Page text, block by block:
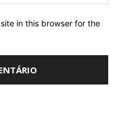
in this browser for the